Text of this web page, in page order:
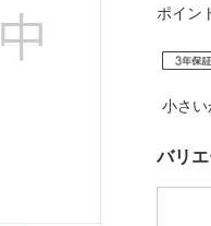
ポイン
小さ
バリ